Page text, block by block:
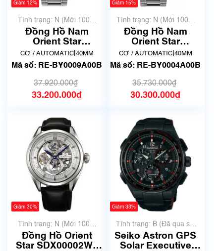
Giảm 12%
Tình trạng: N (Mới 100%
chưa qua sử dụng)
Đồng Hồ Nam
Orient Star
Contemporary RE-
BY0009A00B - Giới
CƠ / AUTOMATIC| 40MM
Mã số: RE-BY0009A00B
37.920.000₫
33.200.000₫
Giảm 15%
Tình trạng: N (Mới 100%
chưa qua sử dụng)
Đồng Hồ Nam
Orient Star
Contemporary RE-
BY0004A00B | mã
CƠ / AUTOMATIC| 40MM
Mã số: RE-BY0004A00B
35.730.000₫
30.300.000₫
Giảm 30%
Tình trạng: N (Mới 100%
chưa qua sử dụng)
Đồng Hồ Orient
Star SDX00002W0
Giảm 33%
Tình trạng: B (Đã qua sử
dụng, hàng đẹp, có chút
xước dăm)
Seiko Astron GPS
Solar Executive